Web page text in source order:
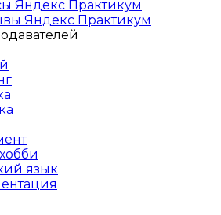
Яндекс Практикум
Яндекс Практикум
язык